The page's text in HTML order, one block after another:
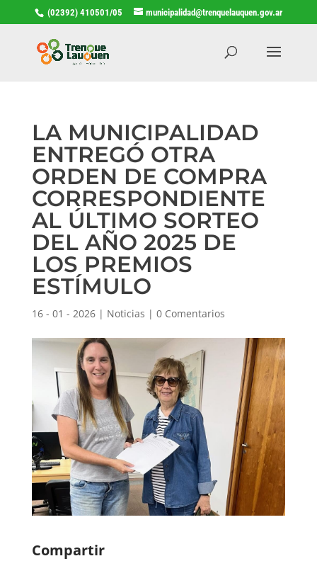
(02392) 410501/05 municipalidad@trenquelauquen.gov.ar
LA MUNICIPALIDAD
ENTREGÓ OTRA
ORDEN DE COMPRA
CORRESPONDIENTE
AL ÚLTIMO SORTEO
DEL AÑO 2025 DE
LOS PREMIOS
ESTÍMULO
16 - 01 - 2026| Noticias | 0 Comentarios
Compartir